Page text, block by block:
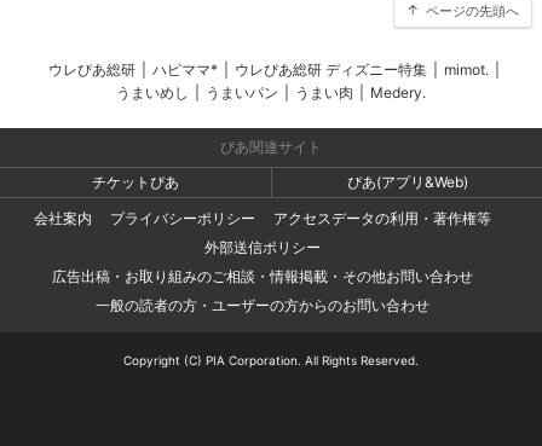
ページの先頭へ
ウレぴあ総研 ハピママ* ウレぴあ総研 ディズニー特集 mimot.
うまいめし
うまいパン うまい肉 Medery.
ぴあ関連サイト
チケットぴあ
ぴあ(アプリ&Web)
会社案内
プライバシーポリシー
アクセスデータの利用・著作権等
外部送信ポリシー
広告出稿・お取り組みのご相談・情報掲載・その他お問い合わせ
一般の読者の方・ユーザーの方からのお問い合わせ
Copyright (C) PIA Corporation. All Rights Reserved.